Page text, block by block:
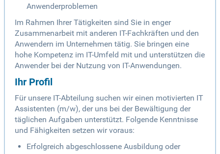
Anwenderproblemen
Im Rahmen Ihrer Tätigkeiten sind Sie in enger
Zusammenarbeit mit anderen IT-Fachkräften und den
Anwendern im Unternehmen tätig. Sie bringen eine
hohe Kompetenz im IT-Umfeld mit und unterstützen die
Anwender bei der Nutzung von IT-Anwendungen.
Ihr Profil
Für unsere IT-Abteilung suchen wir einen motivierten IT
Assistenten (m/w), der uns bei der Bewältigung der
täglichen Aufgaben unterstützt. Folgende Kenntnisse
und Fähigkeiten setzen wir voraus:
Erfolgreich abgeschlossene Ausbildung oder